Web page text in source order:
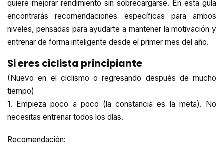
quiere mejorar rendimiento sin sobrecargarse. En esta guía
encontrarás recomendaciones específicas para ambos
niveles, pensadas para ayudarte a mantener la motivación y
entrenar de forma inteligente desde el primer mes del año.
Si eres ciclista principiante
(Nuevo en el ciclismo o regresando después de mucho
tiempo)
1. Empieza poco a poco (la constancia es la meta). No
necesitas entrenar todos los días.
Recomendación: